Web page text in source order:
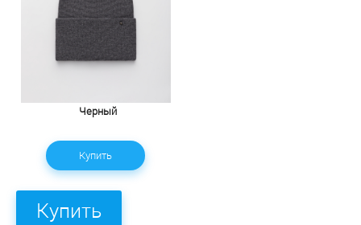
Черный
Купить
Купить